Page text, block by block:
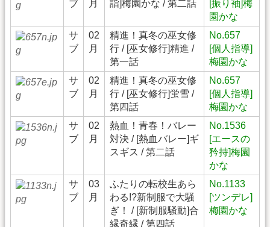
ブ
月
詣]梅園かな / 第二話
[振り袖]梅
園かな
サ
ブ
02
月
精進！真冬の巫女修
行 / [巫女修行]精進 /
第一話
No.657
[個人指導]
梅園かな
サ
ブ
02
月
精進！真冬の巫女修
行 / [巫女修行]蛍雪 /
第四話
No.657
[個人指導]
梅園かな
サ
ブ
02
月
熱血！青春！バレー
対決 / [熱血バレー]ギ
スギス / 第二話
No.1536
[エースの
矜持]梅園
かな
サ
ブ
03
月
ふたりの転校生あら
わる!?新制服で大騒
ぎ！ / [新制服騒動]合
縁奇縁 / 第四話
No.1133
[ツンデレ]
梅園かな